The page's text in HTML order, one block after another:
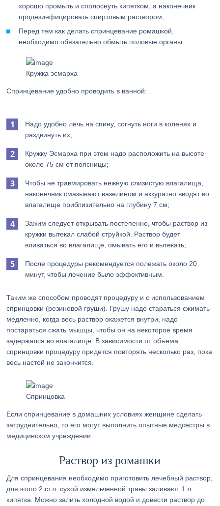
хорошо промыть и сполоснуть кипятком, а наконечник
продезинфицировать спиртовым раствором;
Перед тем как делать спринцевание ромашкой,
необходимо обязательно обмыть половые органы.
Кружка эсмарха
Спринцевание удобно проводить в ванной:
Надо удобно лечь на спину, согнуть ноги в коленях и
раздвинуть их;
Кружку Эсмарха при этом надо расположить на высоте
около 75 см от поясницы;
Чтобы не травмировать нежную слизистую влагалища,
наконечник смазывают вазелином и аккуратно вводят во
влагалище приблизительно на глубину 7 см;
Зажим следует открывать постепенно, чтобы раствор из
кружки вытекал слабой струйкой. Раствор будет
вливаться во влагалище, омывать его и вытекать;
После процедуры рекомендуется полежать около 20
минут, чтобы лечение было эффективным.
Таким же способом проводят процедуру и с использованием
спринцовки (резиновой груши). Грушу надо стараться сжимать
медленно, когда весь раствор окажется внутри, надо
постараться сжать мышцы, чтобы он на некоторое время
задержался во влагалище. В зависимости от объема
спринцовки процедуру придется повторять несколько раз, пока
весь настой не закончится.
Спринцовка
Если спринцевание в домашних условиях женщине сделать
затруднительно, то его могут выполнить опытные медсестры в
медицинском учреждении.
Раствор из ромашки
Для спринцевания необходимо приготовить лечебный раствор,
для этого 2 ст.л. сухой измельченной травы заливают 1 л
кипятка. Можно залить холодной водой и довести раствор до